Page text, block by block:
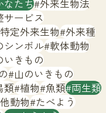
大
ンターとは
なたち 外来生物法
サービス
特定外来生物 外来種
シンボル 軟体動物
いきもの
山のいきもの
類 植物 魚類 両生類
動物 たべよう